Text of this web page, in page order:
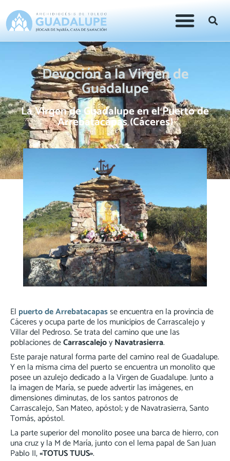
Devoción a la Virgen de
Guadalupe
La Virgen de Guadalupe en el Puerto de
Arrebatacapas (Cáceres)
El puerto de Arrebatacapasse encuentra en la provincia de
Cáceres y ocupa parte de los municipios de Carrascalejo y
Villar del Pedroso. Se trata del camino que une las
poblaciones deCarrascalejoyNavatrasierra.
Este paraje natural forma parte del camino real de Guadalupe.
Y en la misma cima del puerto se encuentra un monolito que
posee un azulejo dedicado a la Virgen de Guadalupe. Junto a
la imagen de María, se puede advertir las imágenes, en
dimensiones diminutas, de los santos patronos de
Carrascalejo, San Mateo, apóstol; y de Navatrasierra, Santo
Tomás, apóstol.
La parte superior del monolito posee una barca de hierro, con
una cruz y la M de María, junto con el lema papal de San Juan
Pablo II,«TOTUS TUUS».